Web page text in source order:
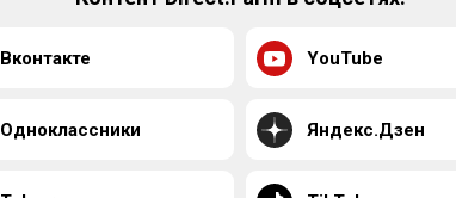
Вконтакте YouTube
Одноклассники Яндекс.Дзен